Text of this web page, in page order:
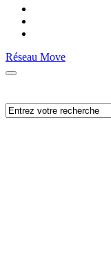
Réseau Move